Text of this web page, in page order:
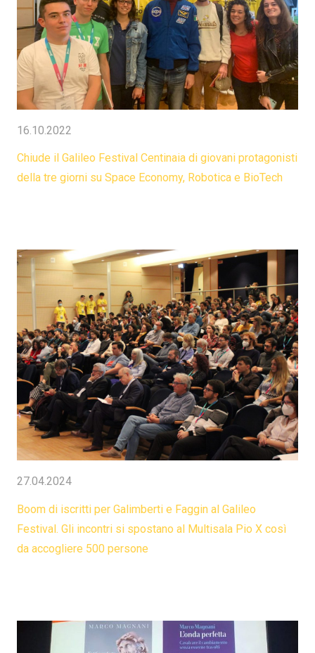
16.10.2022
Chiude il Galileo Festival Centinaia di giovani protagonisti
della tre giorni su Space Economy, Robotica e BioTech
27.04.2024
Boom di iscritti per Galimberti e Faggin al Galileo
Festival. Gli incontri si spostano al Multisala Pio X così
da accogliere 500 persone